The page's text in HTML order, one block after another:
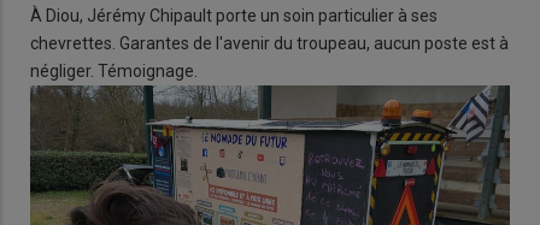
À Diou, Jérémy Chipault porte un soin particulier à ses
chevrettes. Garantes de l'avenir du troupeau, aucun poste est à
négliger. Témoignage.